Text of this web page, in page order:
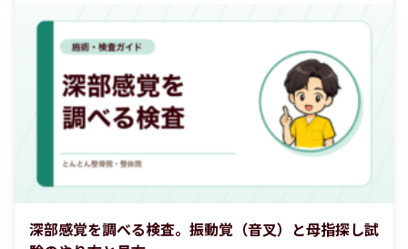
深部感覚を調べる検査。振動覚（音叉）と母指探し試